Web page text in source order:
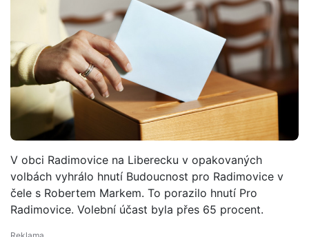
V obci Radimovice na Liberecku v opakovaných
volbách vyhrálo hnutí Budoucnost pro Radimovice v
čele s Robertem Markem. To porazilo hnutí Pro
Radimovice. Volební účast byla přes 65 procent.